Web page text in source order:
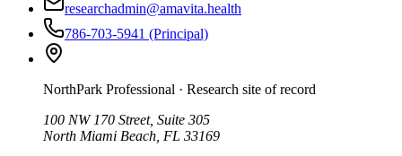
researchadmin@amavita.health
786-703-5941 (Principal)
NorthPark Professional · Research site of record
100 NW 170 Street, Suite 305
North Miami Beach, FL 33169